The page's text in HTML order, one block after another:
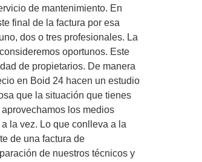
de mantenimiento. En
final de la factura por esa
dos o tres profesionales. La
oportunos. Este
de propietarios. De manera
en Boid 24 hacen un estudio
que la situación que tienes
los medios
la vez. Lo que conlleva a la
de una factura de
de nuestros técnicos y